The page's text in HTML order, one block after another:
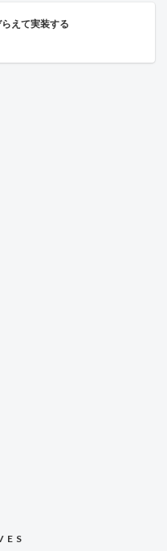
えて実装する